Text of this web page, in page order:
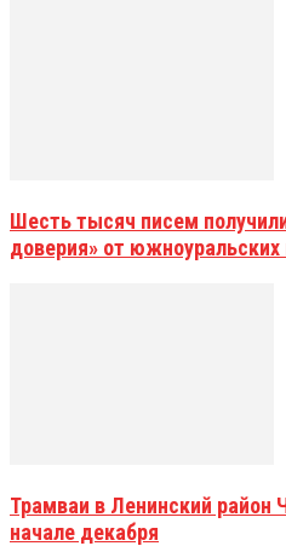
Шесть тысяч писем
доверия» от южноуральских
Трамваи в Ленинский район
начале декабря